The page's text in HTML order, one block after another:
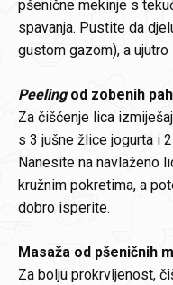
pšenične mekinje s
spavanja. Pustite da
gustom gazom), a
Peelingod zobenih
Za čišćenje lica
s 3 jušne žlice jogurta i
Nanesite na navlaženo
kružnim pokretima, a
dobro isperite.
Masaža od pšeničnih
Za bolju prokrvljenost,